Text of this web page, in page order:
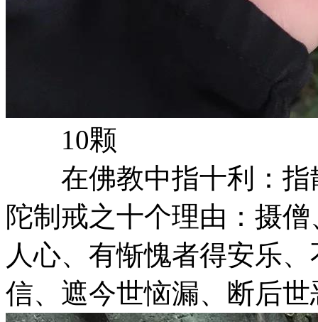
10颗
在佛教中指十利：指
陀制戒之十个理由：摄
人心、有惭愧者得安乐
信、遮今世恼漏、断后